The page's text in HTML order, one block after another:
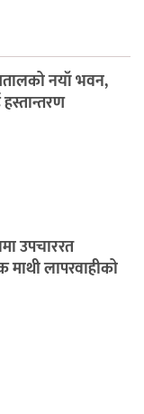
नयाँ भवन,
उपचाररत
लापरवाहीको